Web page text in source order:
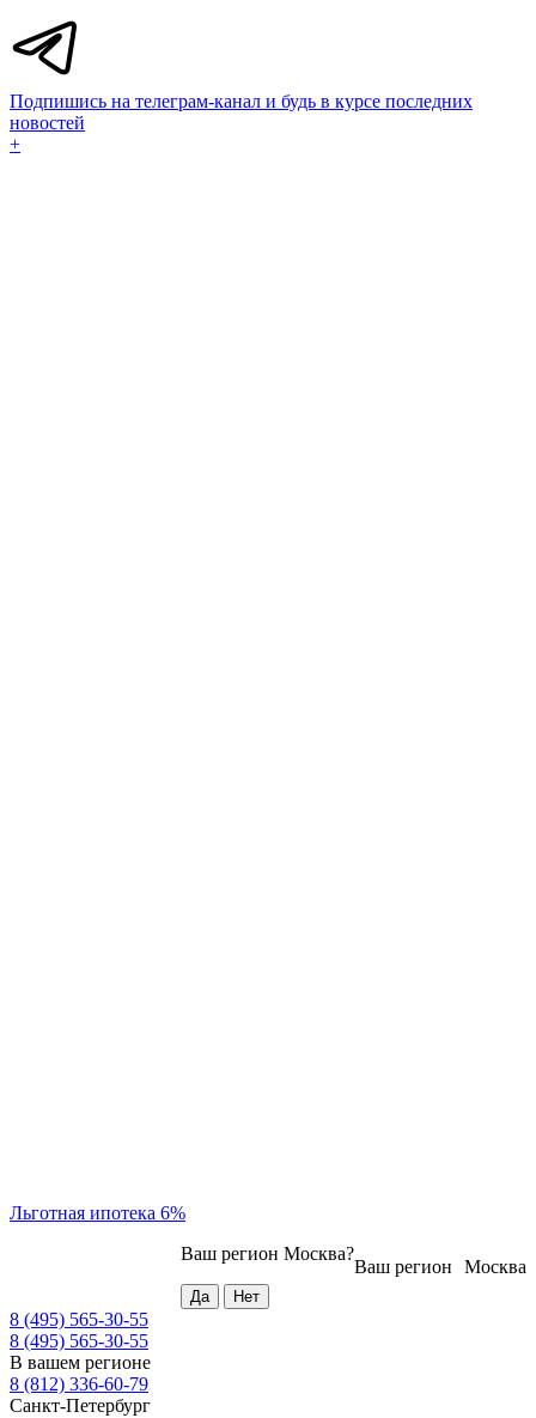
Подпишись на телеграм-канал и будь в курсе последних
новостей
+
Льготная ипотека 6%
Москва
Ваш регион
Ваш регион Москва?
8 (495) 565-30-55
8 (495) 565-30-55
В вашем регионе
8 (812) 336-60-79
Санкт-Петербург